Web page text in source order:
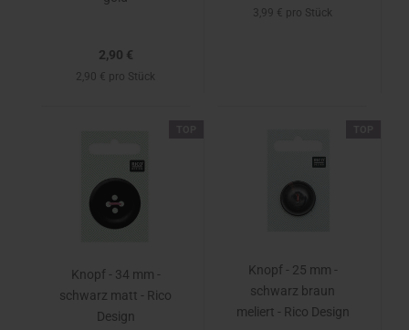
2,90 €
2,90 € pro Stück
3,99 € pro Stück
Knopf - 34 mm -
schwarz matt - Rico
Design
Knopf - 25 mm -
schwarz braun
meliert - Rico Design